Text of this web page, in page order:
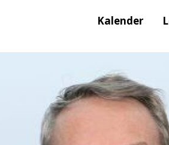
Kalender